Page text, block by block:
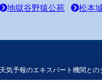
地獄谷野猿公苑 松本
気予報のエキスパート機関と